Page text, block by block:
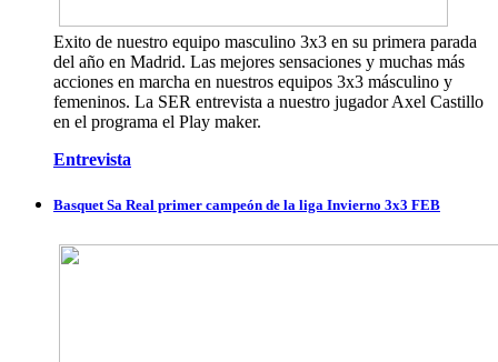
Exito de nuestro equipo masculino 3x3 en su primera parada
del año en Madrid. Las mejores sensaciones y muchas más
acciones en marcha en nuestros equipos 3x3 másculino y
femeninos. La SER entrevista a nuestro jugador Axel Castillo
en el programa el Play maker.
Entrevista
Basquet Sa Real primer campeón de la liga Invierno 3x3 FEB